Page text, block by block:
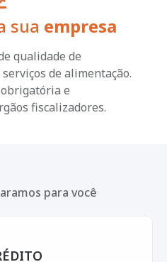
sua empresa
qualidade de
de alimentação.
e
fiscalizadores.
para você